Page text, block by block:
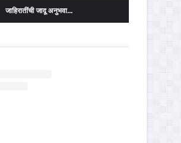
जाहिरातींची जादू अनुभवा...